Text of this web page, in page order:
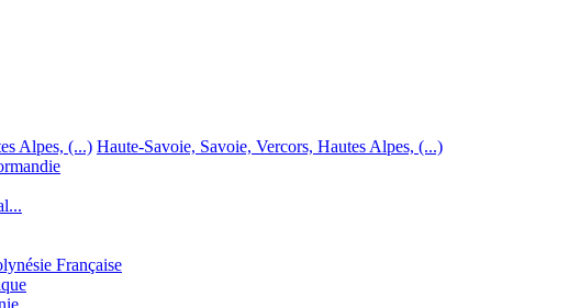
Alpes, (...) Haute-Savoie, Savoie, Vercors, Hautes Alpes, (...)
Française